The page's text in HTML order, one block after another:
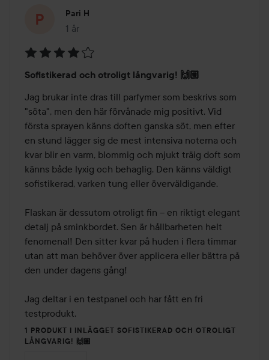
Pari H
1 år
Inlägget skapades 1 år
4
av
5
Sofistikerad och otroligt långvarig! 🙌🏼
Jag brukar inte dras till parfymer som beskrivs som
"söta", men den här förvånade mig positivt. Vid
första sprayen känns doften ganska söt, men efter
en stund lägger sig de mest intensiva noterna och
kvar blir en varm, blommig och mjukt träig doft som
känns både lyxig och behaglig. Den känns väldigt
sofistikerad, varken tung eller överväldigande.
Flaskan är dessutom otroligt fin – en riktigt elegant
detalj på sminkbordet. Sen är hållbarheten helt
fenomenal! Den sitter kvar på huden i flera timmar
utan att man behöver över applicera eller bättra på
den under dagens gång!
Jag deltar i en testpanel och har fått en fri
testprodukt.
1 PRODUKT I INLÄGGET SOFISTIKERAD OCH OTROLIGT
LÅNGVARIG! 🙌🏼